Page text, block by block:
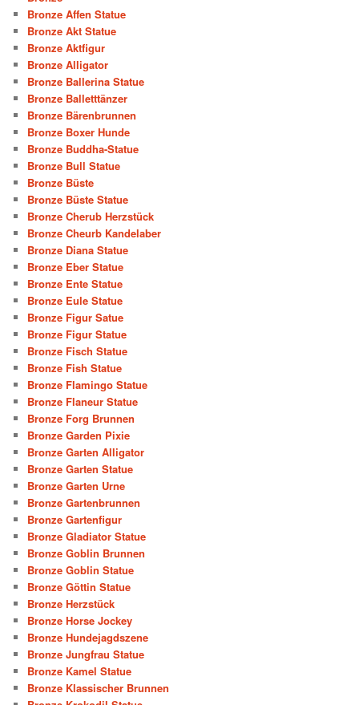
Bronze Affen Statue
Bronze Akt Statue
Bronze Aktfigur
Bronze Alligator
Bronze Ballerina Statue
Bronze Balletttänzer
Bronze Bärenbrunnen
Bronze Boxer Hunde
Bronze Buddha-Statue
Bronze Bull Statue
Bronze Büste
Bronze Büste Statue
Bronze Cherub Herzstück
Bronze Cheurb Kandelaber
Bronze Diana Statue
Bronze Eber Statue
Bronze Ente Statue
Bronze Eule Statue
Bronze Figur Satue
Bronze Figur Statue
Bronze Fisch Statue
Bronze Fish Statue
Bronze Flamingo Statue
Bronze Flaneur Statue
Bronze Forg Brunnen
Bronze Garden Pixie
Bronze Garten Alligator
Bronze Garten Statue
Bronze Garten Urne
Bronze Gartenbrunnen
Bronze Gartenfigur
Bronze Gladiator Statue
Bronze Goblin Brunnen
Bronze Goblin Statue
Bronze Göttin Statue
Bronze Herzstück
Bronze Horse Jockey
Bronze Hundejagdszene
Bronze Jungfrau Statue
Bronze Kamel Statue
Bronze Klassischer Brunnen